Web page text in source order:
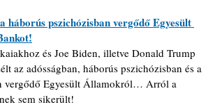
háborús pszichózisban vergődő Egyesült
és Joe Biden, illetve Donald Trump
az adósságban, háborús pszichózisban és a
vergődő Egyesült Államokról… Arról a
sem sikerült!